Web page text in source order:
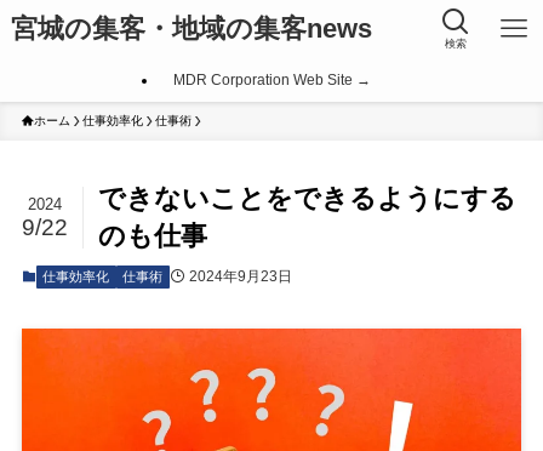
宮城の集客・地域の集客news 検索
MDR Corporation Web Site →
ホーム 仕事効率化 仕事術
できないことをできるようにする
のも仕事
2024
9/22
仕事効率化 仕事術 2024年9月23日